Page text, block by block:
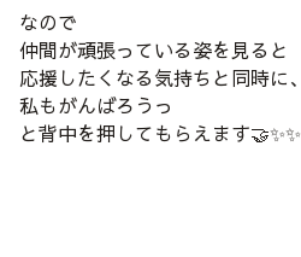
なので
仲間が頑張っている姿を見ると
応援したくなる気持ちと同時に、
私もがんばろうっ
と背中を押してもらえます🤝✨✨